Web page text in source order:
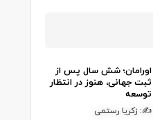
اورامان؛ شش سال پس از
ثبت جهانی، هنوز در انتظار
توسعه
✍: زکریا رستمی